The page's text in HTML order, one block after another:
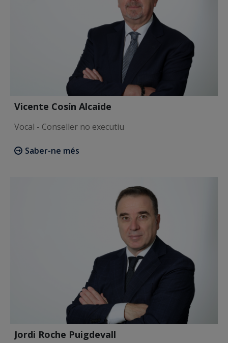
Vicente Cosín Alcaide
Vocal - Conseller no executiu
Saber-ne més
Jordi Roche Puigdevall